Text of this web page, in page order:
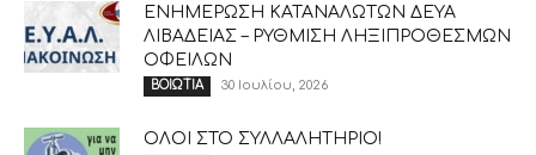
ΕΝΗΜΕΡΩΣΗ ΚΑΤΑΝΑΛΩΤΩΝ ΔΕΥΑ
ΛΙΒΑΔΕΙΑΣ – ΡΥΘΜΙΣΗ ΛΗΞΙΠΡΟΘΕΣΜΩΝ
ΟΦΕΙΛΩΝ
ΒΟΙΩΤΙΑ 30 Ιουλίου, 2026
ΟΛΟΙ ΣΤΟ ΣΥΛΛΑΛΗΤΗΡΙΟ!